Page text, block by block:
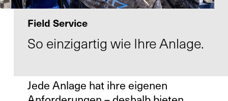
Retrofit
Unternehmen
Karriere
Field Service
So einzigartig wie Ihre Anlage.
Jede Anlage hat ihre eigenen